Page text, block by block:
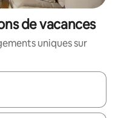
de vacances
uniques sur
les flèches vers le